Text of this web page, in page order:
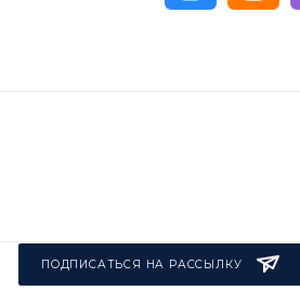
ПОДПИСАТЬСЯ НА РАССЫЛКУ